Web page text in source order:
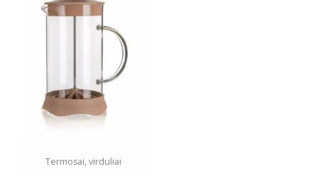
Termosai, virduliai